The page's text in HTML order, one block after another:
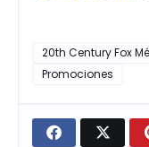
20th Century Fox
Promociones